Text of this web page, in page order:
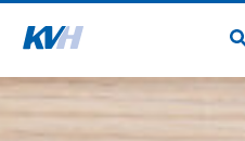
Zur Startseite